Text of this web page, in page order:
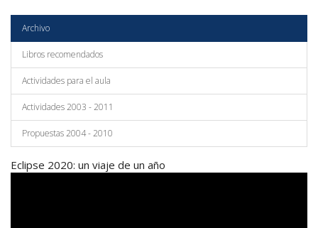
Archivo
Libros recomendados
Actividades para el aula
Actividades 2003 - 2011
Propuestas 2004 - 2010
Eclipse 2020: un viaje de un año